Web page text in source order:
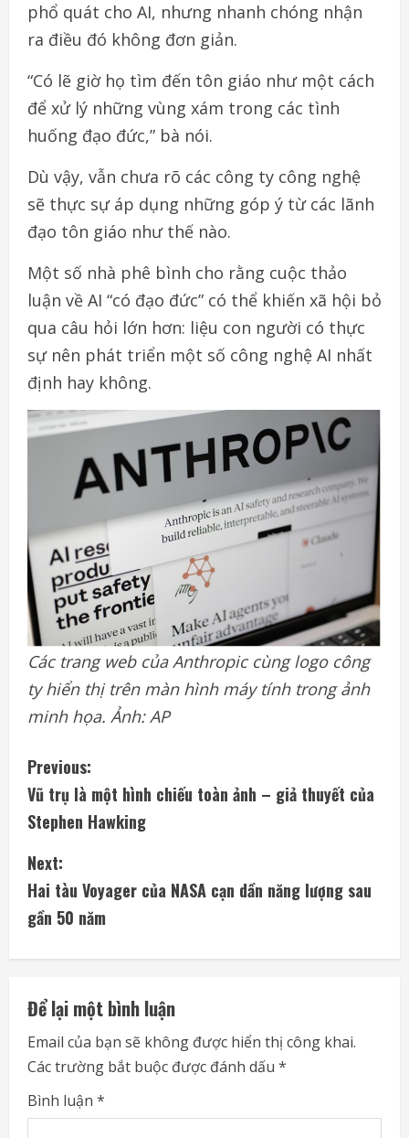
phổ quát cho AI, nhưng nhanh chóng nhận
ra điều đó không đơn giản.
“Có lẽ giờ họ tìm đến tôn giáo như một cách
để xử lý những vùng xám trong các tình
huống đạo đức,” bà nói.
Dù vậy, vẫn chưa rõ các công ty công nghệ
sẽ thực sự áp dụng những góp ý từ các lãnh
đạo tôn giáo như thế nào.
Một số nhà phê bình cho rằng cuộc thảo
luận về AI “có đạo đức” có thể khiến xã hội bỏ
qua câu hỏi lớn hơn: liệu con người có thực
sự nên phát triển một số công nghệ AI nhất
định hay không.
Các trang web của Anthropic cùng logo công
ty hiển thị trên màn hình máy tính trong ảnh
minh họa. Ảnh: AP
C
o
n
t
i
n
u
e
R
e
Previous:
Vũ trụ là một hình chiếu toàn ảnh – giả thuyết của
Stephen Hawking
Next:
Hai tàu Voyager của NASA cạn dần năng lượng sau
gần 50 năm
Để lại một bình luận
Email của bạn sẽ không được hiển thị công khai.
Các trường bắt buộc được đánh dấu *
Bình luận *